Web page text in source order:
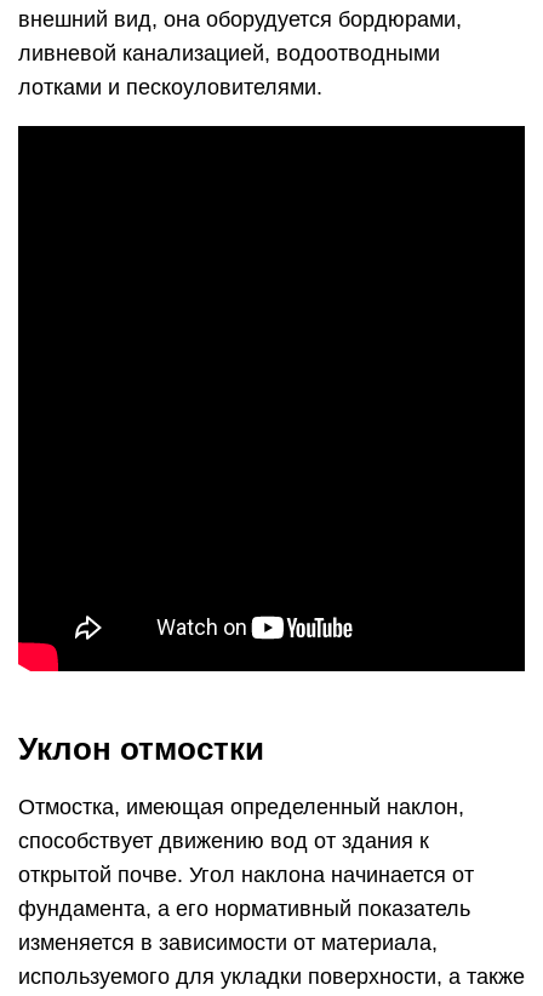
внешний вид, она оборудуется бордюрами,
ливневой канализацией, водоотводными
лотками и пескоуловителями.
Уклон отмостки
Отмостка, имеющая определенный наклон,
способствует движению вод от здания к
открытой почве. Угол наклона начинается от
фундамента, а его нормативный показатель
изменяется в зависимости от материала,
используемого для укладки поверхности, а также